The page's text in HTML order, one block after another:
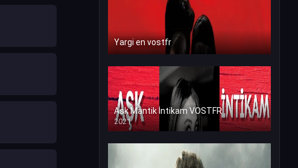
Yargi en vostfr
Ask Mantik İntikam VOSTFR
2021